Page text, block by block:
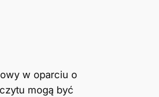
w oparciu o
mogą być